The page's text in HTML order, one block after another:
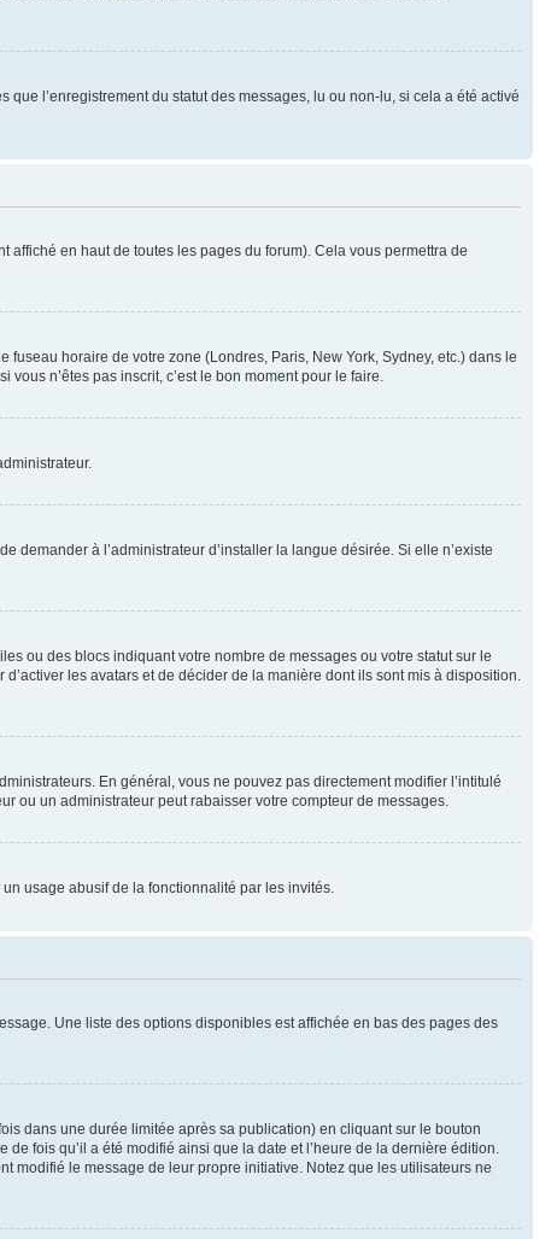
l’enregistrement du statut des messages, lu ou non-lu, si cela a été activé
affiché en haut de toutes les pages du forum). Cela vous permettra de
horaire de votre zone (Londres, Paris, New York, Sydney, etc.) dans le
n’êtes pas inscrit, c’est le bon moment pour le faire.
demander à l’administrateur d’installer la langue désirée. Si elle n’existe
ou des blocs indiquant votre nombre de messages ou votre statut sur le
les avatars et de décider de la manière dont ils sont mis à disposition.
En général, vous ne pouvez pas directement modifier l’intitulé
ou un administrateur peut rabaisser votre compteur de messages.
usage abusif de la fonctionnalité par les invités.
Une liste des options disponibles est affichée en bas des pages des
dans une durée limitée après sa publication) en cliquant sur le bouton
fois qu’il a été modifié ainsi que la date et l’heure de la dernière édition.
modifié le message de leur propre initiative. Notez que les utilisateurs ne